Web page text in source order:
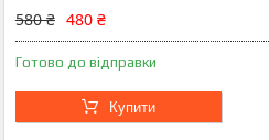
580 ₴ 480 ₴
Готово до відправки
Купити